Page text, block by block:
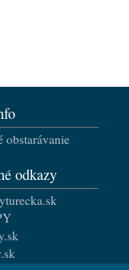
obstarávanie
odkazy